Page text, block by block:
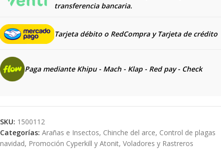
transferencia bancaria.
Tarjeta débito o RedCompra y Tarjeta de crédito
Paga mediante Khipu - Mach - Klap - Red pay - Check
SKU: 1500112
Categorías: Arañas e Insectos, Chinche del arce, Control de plagas
navidad, Promoción Cyperkill y Atonit, Voladores y Rastreros